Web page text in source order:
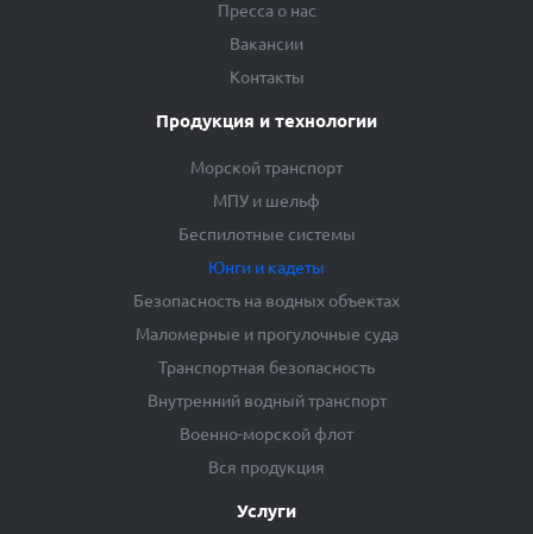
Пресса о нас
Вакансии
Контакты
Продукция и технологии
Морской транспорт
МПУ и шельф
Беспилотные системы
Юнги и кадеты
Безопасность на водных объектах
Маломерные и прогулочные суда
Транспортная безопасность
Внутренний водный транспорт
Военно-морской флот
Вся продукция
Услуги